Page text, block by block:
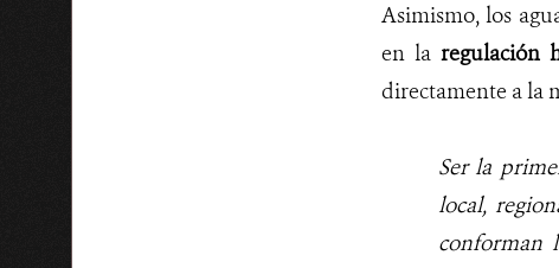
Asimismo, los
en la regulación
directamente a la
Ser la
local,
conforman